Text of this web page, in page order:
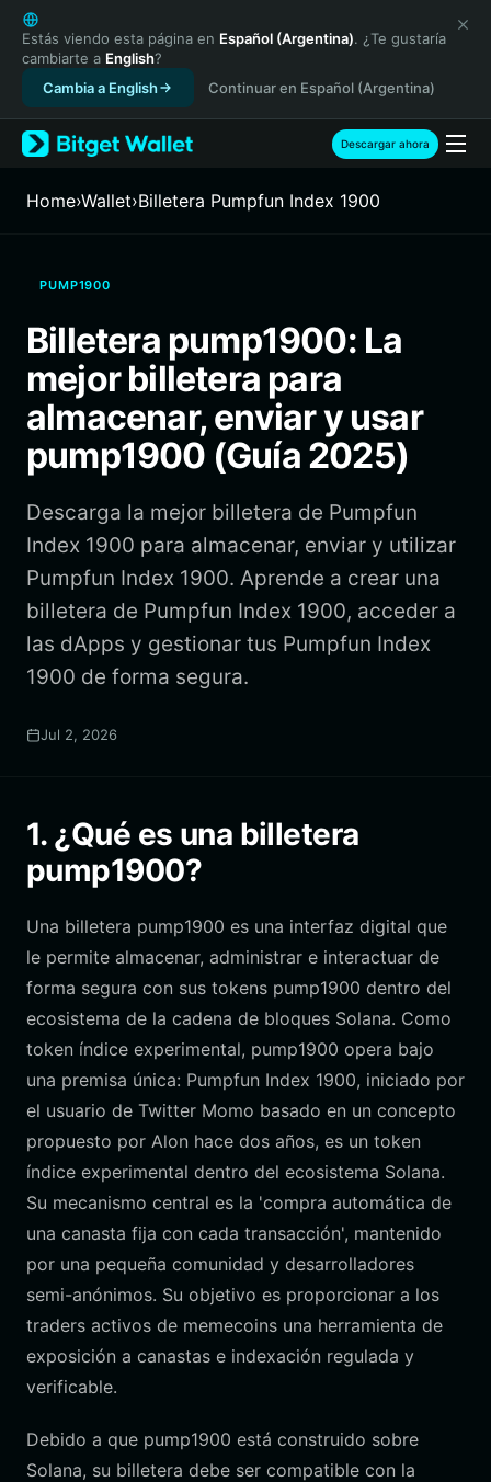
English
日本語
Tiếng Việt
Русский
Español (Latinoamérica)
Türkçe
Français
繁體中文
Bahasa Indonesia
ภาษาไทย
Español
Português (Brasil)
Estás viendo esta página en Español (Argentina). ¿Te gustaría
cambiarte a English?
Cambia a English
Continuar en Español (Argentina)
Descargar ahora
Home›Wallet›Billetera Pumpfun Index 1900
PUMP1900
Billetera pump1900: La
mejor billetera para
almacenar, enviar y usar
pump1900 (Guía 2025)
Descarga la mejor billetera de Pumpfun
Index 1900 para almacenar, enviar y utilizar
Pumpfun Index 1900. Aprende a crear una
billetera de Pumpfun Index 1900, acceder a
las dApps y gestionar tus Pumpfun Index
1900 de forma segura.
Jul 2, 2026
1. ¿Qué es una billetera
pump1900?
Una billetera pump1900 es una interfaz digital que
le permite almacenar, administrar e interactuar de
forma segura con sus tokens pump1900 dentro del
ecosistema de la cadena de bloques Solana. Como
token índice experimental, pump1900 opera bajo
una premisa única: Pumpfun Index 1900, iniciado por
el usuario de Twitter Momo basado en un concepto
propuesto por Alon hace dos años, es un token
índice experimental dentro del ecosistema Solana.
Su mecanismo central es la 'compra automática de
una canasta fija con cada transacción', mantenido
por una pequeña comunidad y desarrolladores
semi-anónimos. Su objetivo es proporcionar a los
traders activos de memecoins una herramienta de
exposición a canastas e indexación regulada y
verificable.
Debido a que pump1900 está construido sobre
Solana, su billetera debe ser compatible con la